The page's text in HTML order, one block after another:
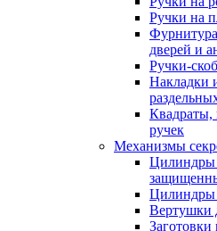
Ручки на
дверей и
Ручки-
Накладки
Квадраты,
ручек
Механизмы
Цилиндры
Цилиндры
Вертушки
Заготовки